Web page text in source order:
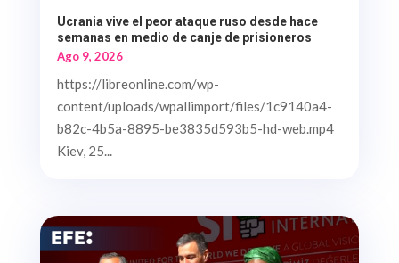
Ucrania vive el peor ataque ruso desde hace
semanas en medio de canje de prisioneros
Ago 9, 2026
https://libreonline.com/wp-
content/uploads/wpallimport/files/1c9140a4-
b82c-4b5a-8895-be3835d593b5-hd-web.mp4
Kiev, 25...